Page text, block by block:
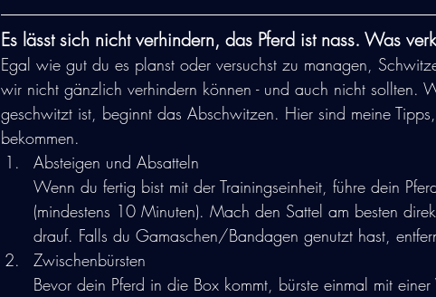
Es lässt sich nicht verhindern, das Pferd ist nass. Was
Egal wie gut du es planst oder versuchst zu managen,
wir nicht gänzlich verhindern können - und auch nicht sollten.
geschwitzt ist, beginnt das Abschwitzen. Hier sind meine
bekommen.
Absteigen und Absatteln
Wenn du fertig bist mit der Trainingseinheit, führe dein
(mindestens 10 Minuten). Mach den Sattel am besten
drauf. Falls du Gamaschen/Bandagen genutzt hast,
Zwischenbürsten
Bevor dein Pferd in die Box kommt, bürste einmal mit